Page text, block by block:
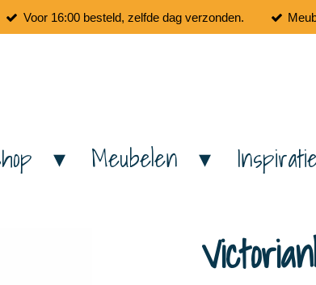
Voor 16:00 besteld, zelfde dag verzonden.
Meubelen